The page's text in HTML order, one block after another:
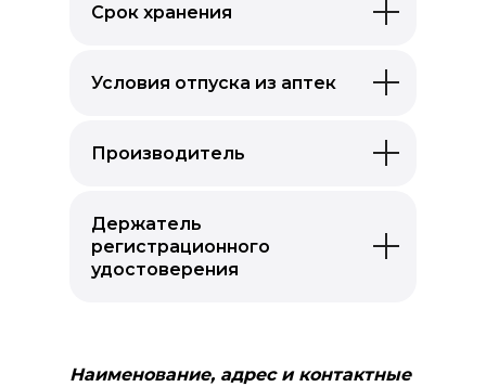
Срок хранения
Условия отпуска из аптек
Производитель
Держатель
регистрационного
удостоверения
Наименование, адрес и контактные